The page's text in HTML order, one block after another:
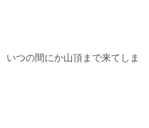
いつの間にか山頂まで来てしま